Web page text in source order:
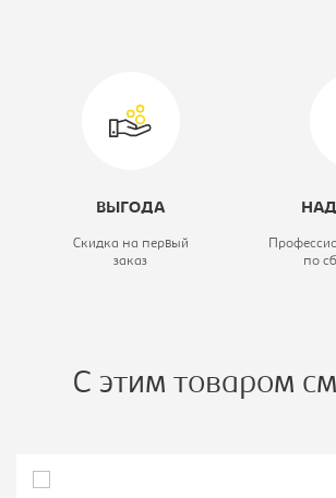
ВЫГОДА
Скидка на первый
заказ
по
С этим товаром